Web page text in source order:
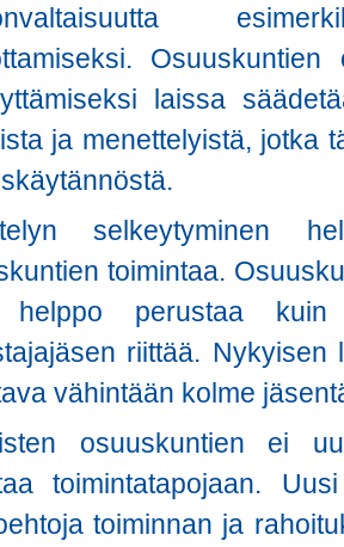
Osuuskuntien
laissa
ja menettelyistä, jotka
selkeytyminen
toimintaa.
helppo perustaa
riittää.
vähintään kolme
osuuskuntien ei
toimintatapojaan.
toiminnan ja